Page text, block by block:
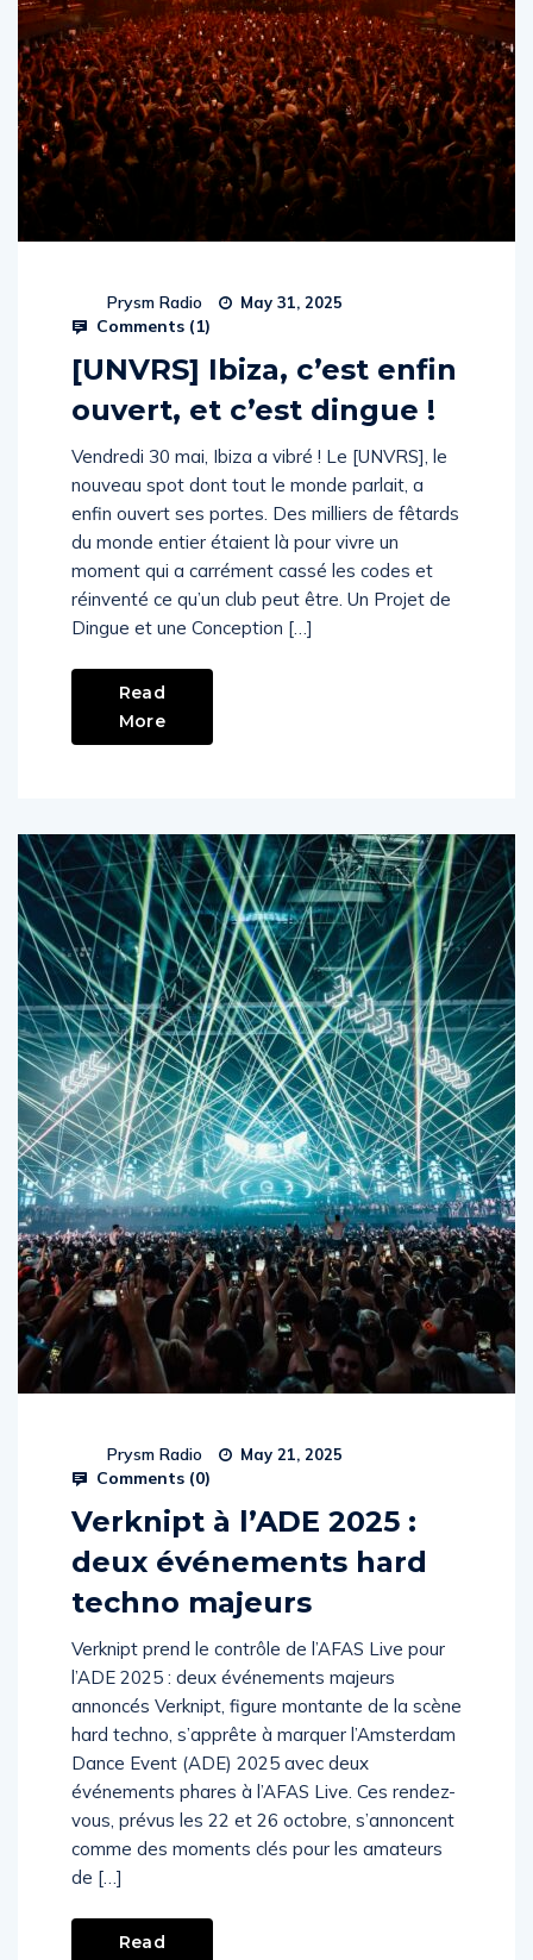
Prysm Radio May 31, 2025
Comments (1)
[UNVRS] Ibiza, c’est enfin
ouvert, et c’est dingue !
Vendredi 30 mai, Ibiza a vibré ! Le [UNVRS], le
nouveau spot dont tout le monde parlait, a
enfin ouvert ses portes. Des milliers de fêtards
du monde entier étaient là pour vivre un
moment qui a carrément cassé les codes et
réinventé ce qu’un club peut être. Un Projet de
Dingue et une Conception […]
Read
More
Prysm Radio May 21, 2025
Comments (0)
Verknipt à l’ADE 2025 :
deux événements hard
techno majeurs
Verknipt prend le contrôle de l’AFAS Live pour
l’ADE 2025 : deux événements majeurs
annoncés Verknipt, figure montante de la scène
hard techno, s’apprête à marquer l’Amsterdam
Dance Event (ADE) 2025 avec deux
événements phares à l’AFAS Live. Ces rendez-
vous, prévus les 22 et 26 octobre, s’annoncent
comme des moments clés pour les amateurs
de […]
Read